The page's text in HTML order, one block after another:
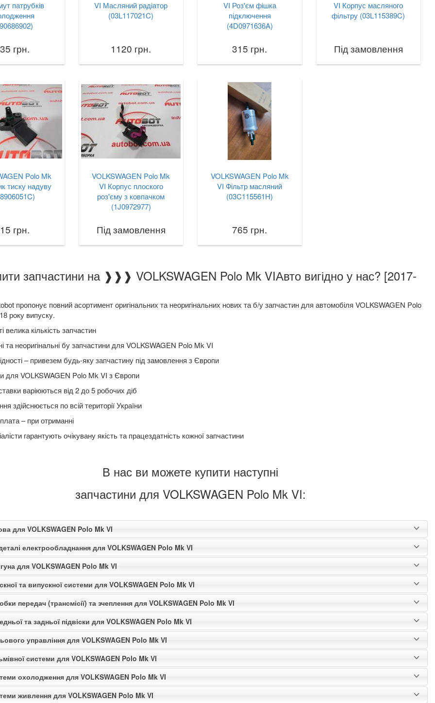
патрубків
грн.
VI Масляний радіатор
(03L117021C)
1120 грн.
VI Роз'єм фішка
підключення
(4D0971636A)
315 грн.
VI Корпус масляного
фільтру (03L115389C)
Під замовлення
Polo Mk
тиску надуву
грн.
VOLKSWAGEN Polo Mk
VI Корпус плоского
роз'єму з ковпачком
(1J0972977)
Під замовлення
VOLKSWAGEN Polo Mk
VI Фільтр масляний
(03C115561H)
765 грн.
VOLKSWAGEN Polo Mk VIАвто вигідно у нас? [2017-
пропонує повний асортимент оригінальних та неоригінальних нових та б/у запчастин для автомобіля VOLKSWAGEN Polo
року випуску.
велика кількість запчастин
та неоригінальні бу запчастини для VOLKSWAGEN Polo Mk VI
– привезем будь-яку запчастину під замовлення з Європи
для VOLKSWAGEN Polo Mk VI з Європи
варіюються від 2 до 5 робочих діб
здійснюється по всій території України
– при отриманні
гарантують очікувану якість та працездатність кожної запчастини
В нас ви можете купити наступні
запчастини для VOLKSWAGEN Polo Mk VI:
для VOLKSWAGEN Polo Mk VI
електрообладнання для VOLKSWAGEN Polo Mk VI
для VOLKSWAGEN Polo Mk VI
та випускної системи для VOLKSWAGEN Polo Mk VI
передач (трансмісії) та зчеплення для VOLKSWAGEN Polo Mk VI
та задньої підвіски для VOLKSWAGEN Polo Mk VI
управління для VOLKSWAGEN Polo Mk VI
системи для VOLKSWAGEN Polo Mk VI
охолодження для VOLKSWAGEN Polo Mk VI
живлення для VOLKSWAGEN Polo Mk VI